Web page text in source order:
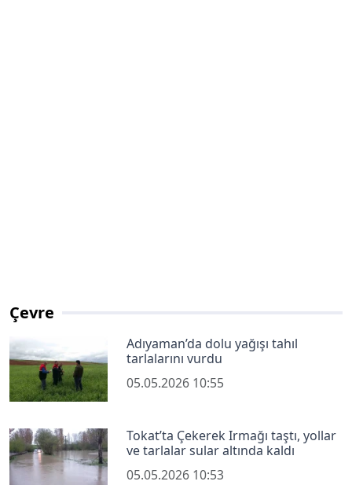
Çevre
Adıyaman’da dolu yağışı tahıl
tarlalarını vurdu
05.05.2026 10:55
Tokat’ta Çekerek Irmağı taştı, yollar
ve tarlalar sular altında kaldı
05.05.2026 10:53